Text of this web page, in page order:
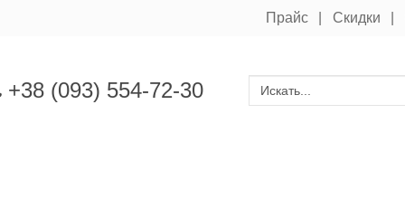
Прайс Скидки
+38 (093) 554-72-30